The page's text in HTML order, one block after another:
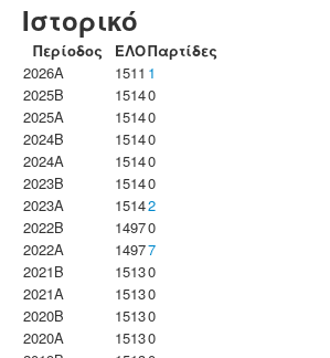
Ιστορικό
Περίοδος ΕΛΟΠαρτίδες
2026A
1511 1
2025B
15140
2025A
15140
2024B
15140
2024A
15140
2023B
15140
2023Α
15142
2022B
14970
2022A
14977
2021B
15130
2021A
15130
2020B
15130
2020A
15130